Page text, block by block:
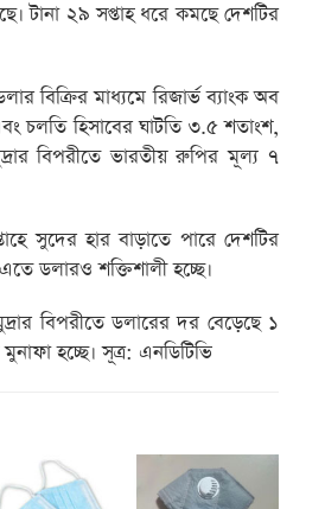
টানা ২৯ সপ্তাহ ধরে কমছে দেশটির
বিক্রির মাধ্যমে রিজার্ভ ব্যাংক অব
চলতি হিসাবের ঘাটতি ৩.৫ শতাংশ,
বিপরীতে ভারতীয় রুপির মূল্য ৭
সুদের হার বাড়াতে পারে দেশটির
ডলারও শক্তিশালী হচ্ছে।
বিপরীতে ডলারের দর বেড়েছে ১
হচ্ছে। সূত্র: এনডিটিভি